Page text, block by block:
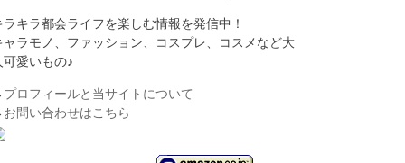
ラキラ都会ライフを楽しむ情報を発信中！
ャラモノ、ファッション、コスプレ、コスメなど大
可愛いもの♪
プロフィールと当サイトについて
お問い合わせはこちら